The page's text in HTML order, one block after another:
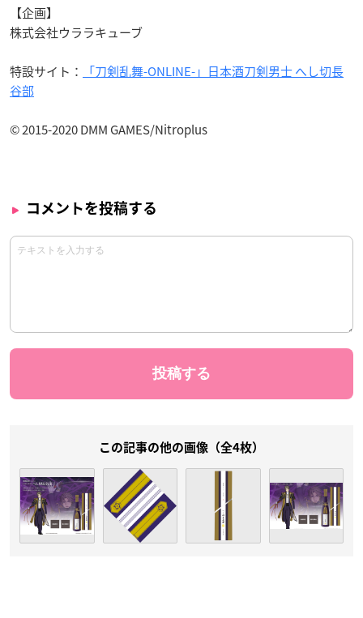
【企画】
株式会社ウララキューブ
特設サイト：
「刀剣乱舞-ONLINE-」日本酒刀剣男士 へし切長
谷部
© 2015-2020 DMM GAMES/Nitroplus
コメントを投稿する
この記事の他の画像（全4枚）